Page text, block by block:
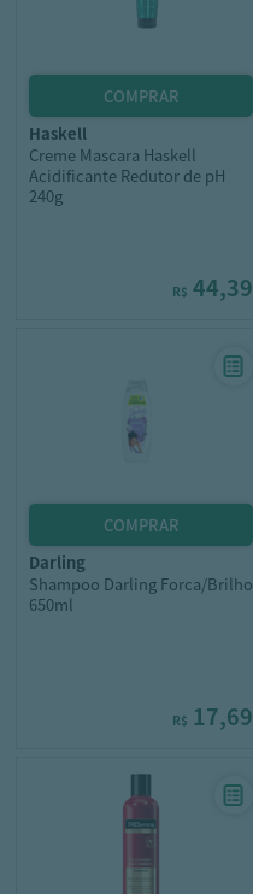
haskell
Creme Mascara Haskell
Acidificante Redutor de pH
240g
R$ 44,39
darling
Shampoo Darling Forca/Brilho
650ml
R$ 17,69